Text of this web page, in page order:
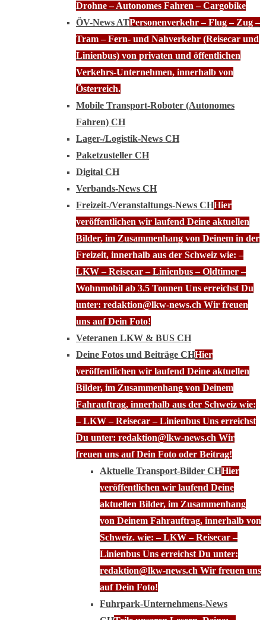
Drohne – Autonomes Fahren – Cargobike
ÖV-News ATPersonenverkehr – Flug – Zug –
Tram – Fern- und Nahverkehr (Reisecar und
Linienbus) von privaten und öffentlichen
Verkehrs-Unternehmen, innerhalb von
Österreich.
Mobile Transport-Roboter (Autonomes
Fahren) CH
Lager-/Logistik-News CH
Paketzusteller CH
Digital CH
Verbands-News CH
Freizeit-/Veranstaltungs-News CHHier
veröffentlichen wir laufend Deine aktuellen
Bilder, im Zusammenhang von Deinem in der
Freizeit, innerhalb aus der Schweiz wie: –
LKW – Reisecar – Linienbus – Oldtimer –
Wohnmobil ab 3.5 Tonnen Uns erreichst Du
unter: redaktion@lkw-news.ch Wir freuen
uns auf Dein Foto!
Veteranen LKW & BUS CH
Deine Fotos und Beiträge CHHier
veröffentlichen wir laufend Deine aktuellen
Bilder, im Zusammenhang von Deinem
Fahrauftrag, innerhalb aus der Schweiz wie:
– LKW – Reisecar – Linienbus Uns erreichst
Du unter: redaktion@lkw-news.ch Wir
freuen uns auf Dein Foto oder Beitrag!
Aktuelle Transport-Bilder CHHier
veröffentlichen wir laufend Deine
aktuellen Bilder, im Zusammenhang
von Deinem Fahrauftrag, innerhalb von
Schweiz. wie: – LKW – Reisecar –
Linienbus Uns erreichst Du unter:
redaktion@lkw-news.ch Wir freuen uns
auf Dein Foto!
Fuhrpark-Unternehmens-News